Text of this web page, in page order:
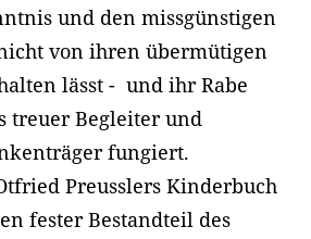
und den missgünstigen
von ihren übermütigen
lässt - und ihr Rabe
treuer Begleiter und
fungiert.
Preusslers Kinderbuch
fester Bestandteil des